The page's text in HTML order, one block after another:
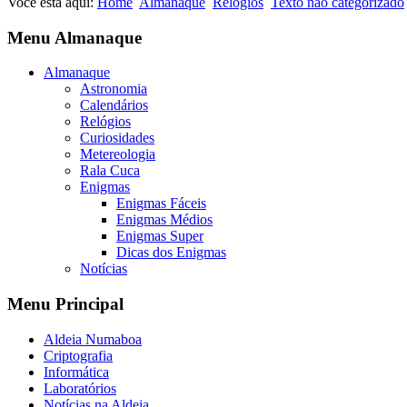
Menu Almanaque
Almanaque
Astronomia
Calendários
Relógios
Curiosidades
Metereologia
Rala Cuca
Enigmas
Enigmas Fáceis
Enigmas Médios
Enigmas Super
Dicas dos Enigmas
Notícias
Menu Principal
Aldeia Numaboa
Criptografia
Informática
Laboratórios